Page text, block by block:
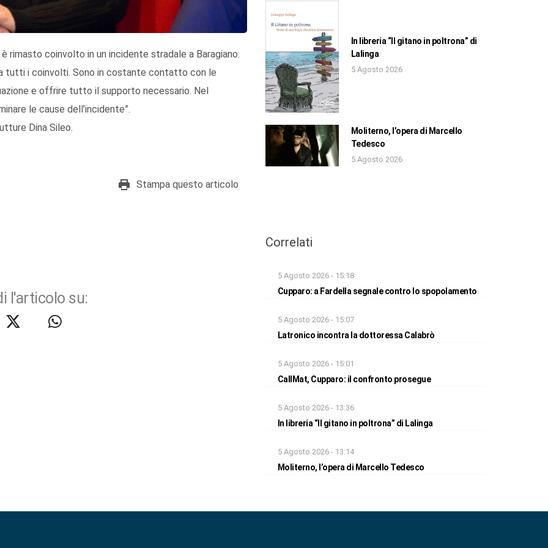
rimasto coinvolto in un incidente stradale a Baragiano.
tutti i coinvolti. Sono in costante contatto con le
e offrire tutto il supporto necessario. Nel
le cause dell’incidente”.
Dina Sileo.
Stampa questo articolo
l'articolo su:
In libreria “Il gitano in poltrona” di
Lalinga
5 Agosto 2026
Moliterno, l’opera di Marcello
Tedesco
5 Agosto 2026
Correlati
5 Agosto 2026 - 15:18
Cupparo: a Fardella segnale contro lo spopolamento
5 Agosto 2026 - 15:07
Latronico incontra la dottoressa Calabrò
5 Agosto 2026 - 15:01
CallMat, Cupparo: il confronto prosegue
5 Agosto 2026 - 13:36
In libreria “Il gitano in poltrona” di Lalinga
5 Agosto 2026 - 13:14
Moliterno, l’opera di Marcello Tedesco